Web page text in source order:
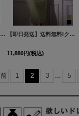
ビジューキャミソールジップラメミディアムドレス/キャバドレス【S-Lサイズ/2カラー】[OF03]【YN】dzwvFV 【即日発送】送料無料!クロスホルターネックラメタイトミディアムドレス/キャバドレス【XS-Mサイズ/2カラー】[OF03]【YN】dzmvFV
11,880円(税込)
前 1 2 3 5